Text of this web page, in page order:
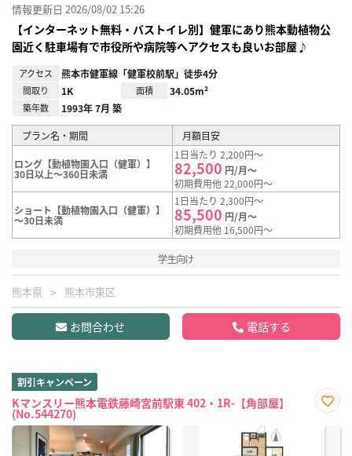
情報更新日 2026/08/02 15:26
【インターネット無料・バストイレ別】健軍にあり熊本動植物公
園近く駐車場有で市役所や病院等へアクセスも良いお部屋♪
アクセス 熊本市健軍線「健軍校前駅」徒歩4分
間取り 1K 面積 34.05m²
築年数 1993年 7月 築
プラン名・期間 月額目安
ロング【動植物園入口（健軍）】
30日以上～360日未満
1日当たり 2,200円～
82,500 円/月～
初期費用他 22,000円～
ショート【動植物園入口（健軍）】
～30日未満
1日当たり 2,300円～
85,500 円/月～
初期費用他 16,500円～
学生向け
熊本県 熊本市東区
お問合わせ 電話する
割引キャンペーン
Kマンスリー熊本電鉄藤崎宮前駅東 402・1R-【角部屋】
(No.544270)
に入